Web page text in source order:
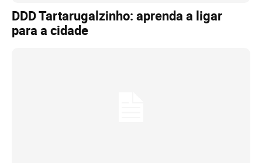
DDD Tartarugalzinho: aprenda a ligar
para a cidade